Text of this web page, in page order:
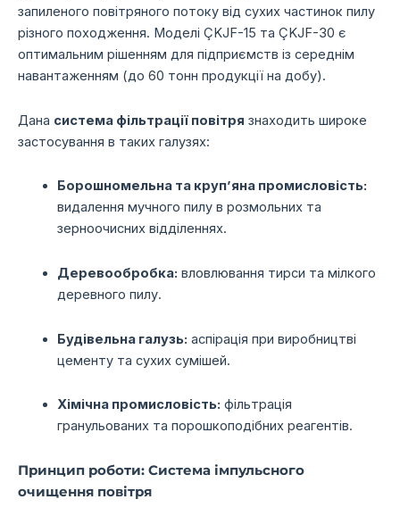
запиленого повітряного потоку від сухих частинок пилу
різного походження. Моделі ÇKJF-15 та ÇKJF-30 є
оптимальним рішенням для підприємств із середнім
навантаженням (до 60 тонн продукції на добу).
Дана система фільтрації повітря знаходить широке
застосування в таких галузях:
Борошномельна та круп’яна промисловість:
видалення мучного пилу в розмольних та
зерноочисних відділеннях.
Деревообробка: вловлювання тирси та мілкого
деревного пилу.
Будівельна галузь: аспірація при виробництві
цементу та сухих сумішей.
Хімічна промисловість: фільтрація
гранульованих та порошкоподібних реагентів.
Принцип роботи: Система імпульсного
очищення повітря